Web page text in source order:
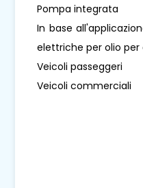
Pompa integrata
In base
elettriche per olio per
Veicoli passeggeri
Veicoli commerciali